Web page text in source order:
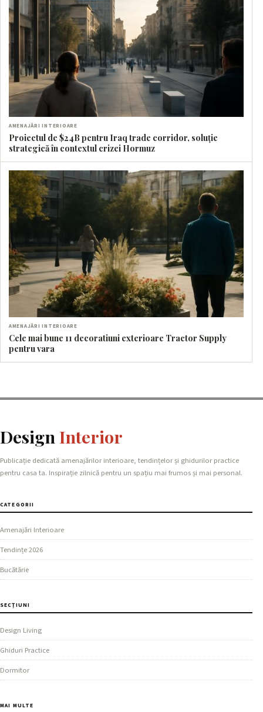
AMENAJĂRI INTERIOARE
Proiectul de $24B pentru Iraq trade corridor, soluție
strategică în contextul crizei Hormuz
AMENAJĂRI INTERIOARE
Cele mai bune 11 decoratiuni exterioare Tractor Supply
pentru vara
Design Interior
Publicație dedicată amenajărilor interioare, tendințelor și ghidurilor practice
pentru casa ta. Inspirație zilnică pentru un spațiu mai frumos și mai personal.
CATEGORII
Amenajări Interioare
Tendințe 2026
Bucătărie
SECȚIUNI
Design Living
Ghiduri Practice
Dormitor
MAI MULTE